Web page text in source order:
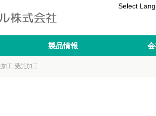
Select
製品情報
工 受託加工